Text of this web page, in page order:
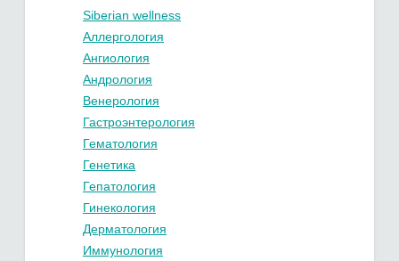
Siberian wellness
Аллергология
Ангиология
Андрология
Венерология
Гастроэнтерология
Гематология
Генетика
Гепатология
Гинекология
Дерматология
Иммунология